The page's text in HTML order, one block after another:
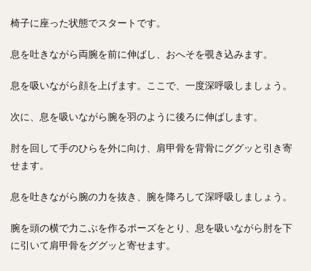
椅子に座った状態でスタートです。
息を吐きながら両腕を前に伸ばし、おへそを覗き込みます。
息を吸いながら顔を上げます。ここで、一度深呼吸しましょう。
次に、息を吸いながら腕を羽のように後ろに伸ばします。
肘を回して手のひらを外に向け、肩甲骨を背骨にググッと引き寄
せます。
息を吐きながら腕の力を抜き、腕を降ろして深呼吸しましょう。
腕を頭の横で力こぶを作るポーズをとり、息を吸いながら肘を下
に引いて肩甲骨をググッと寄せます。